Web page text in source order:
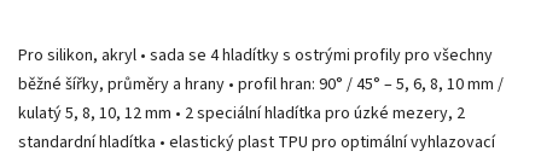
Pro silikon, akryl • sada se 4 hladítky s ostrými profily pro všechny
běžné šířky, průměry a hrany • profil hran: 90° / 45° – 5, 6, 8, 10 mm /
kulatý 5, 8, 10, 12 mm • 2 speciální hladítka pro úzké mezery, 2
standardní hladítka • elastický plast TPU pro optimální vyhlazovací